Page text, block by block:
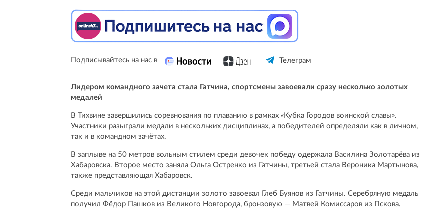
Подписывайтесь на нас в Телеграм
Лидером командного зачета стала Гатчина, спортсмены завоевали сразу несколько золотых
медалей
В Тихвине завершились соревнования по плаванию в рамках «Кубка Городов воинской славы».
Участники разыграли медали в нескольких дисциплинах, а победителей определяли как в личном,
так и в командном зачётах.
В заплыве на 50 метров вольным стилем среди девочек победу одержала Василина Золотарёва из
Хабаровска. Второе место заняла Ольга Остренко из Гатчины, третьей стала Вероника Мартынова,
также представляющая Хабаровск.
Среди мальчиков на этой дистанции золото завоевал Глеб Буянов из Гатчины. Серебряную медаль
получил Фёдор Пашков из Великого Новгорода, бронзовую — Матвей Комиссаров из Пскова.